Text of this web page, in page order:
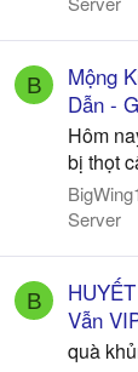
B
Mộng
Dẫn -
Hôm
bị thọt
Server
B
Vẫn
quà